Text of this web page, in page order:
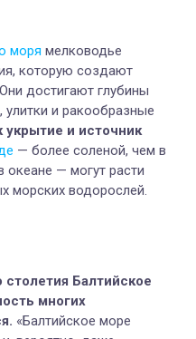
моря мелководье
которую создают
достигают глубины
и ракообразные
укрытие и источник
— более соленой, чем в
океане — могут расти
морских водорослей.
столетия Балтийское
многих
«Балтийское море